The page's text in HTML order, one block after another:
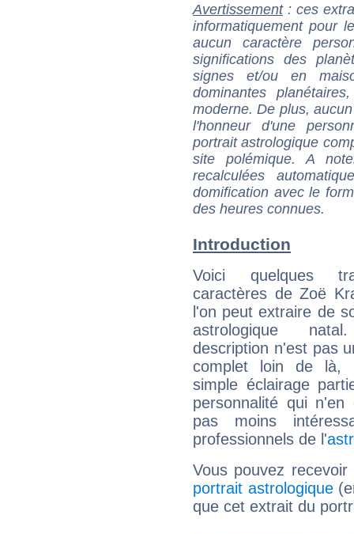
Avertissement: ces
informatiquement pour
aucun caractère
significations des
signes et/ou en
dominantes
moderne. De plus,
l'honneur d'une
portrait astrologique
site polémique. A
recalculées
domification avec le
des heures connues.
Introduction
Voici quelques
caractères de Zoë
l'on peut extraire de
astrologique
description n'est pas
complet loin de là,
simple éclairage
personnalité qui n'en
pas moins
professionnels de l'
Vous pouvez
portrait astrologique
que cet extrait du